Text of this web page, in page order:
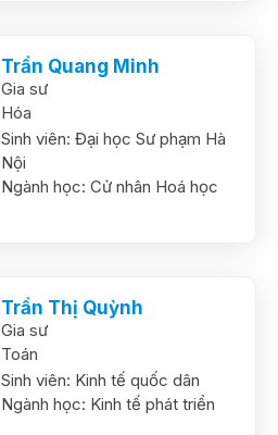
Trần Quang Minh
Gia sư
Hóa
Sinh viên: Đại học Sư phạm Hà
Nội
Ngành học: Cử nhân Hoá học
Trần Thị Quỳnh
Gia sư
Toán
Sinh viên: Kinh tế quốc dân
Ngành học: Kinh tế phát triển